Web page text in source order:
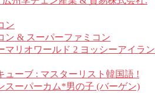
ン
ン & スーパーファミコン
マリオワールド 2 ヨッシーアイラ
ューブ : マスターリスト韓国語 !
スーパーカム*男の子 (バーゲン)